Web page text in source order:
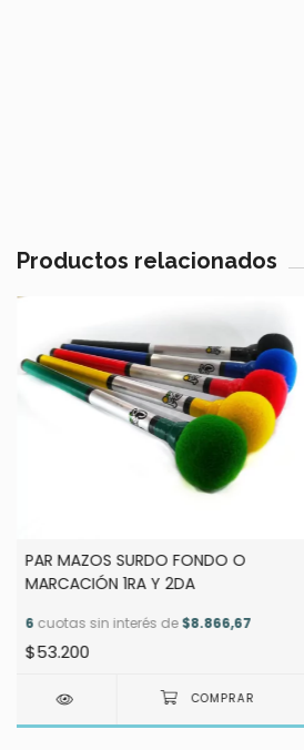
Productos relacionados
PAR MAZOS SURDO FONDO O
MARCACIÓN 1RA Y 2DA
6 cuotas sin interés de$8.866,67
$53.200